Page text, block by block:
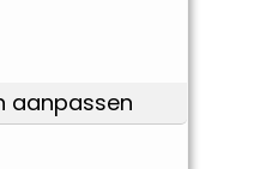
aanpassen